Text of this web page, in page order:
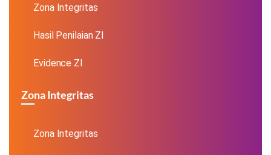
Zona Integritas
Hasil Penilaian ZI
Evidence ZI
Zona Integritas
Zona Integritas